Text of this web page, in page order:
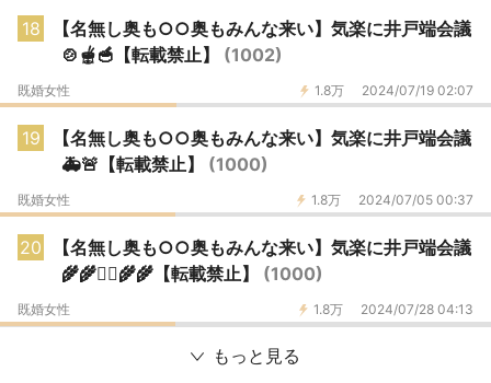
18
【名無し奥も○○奥もみんな来い】気楽に井戸端会議
🍲🫕🥣【転載禁止】 (1002)
1.8万 2024/07/19 02:07
既婚女性
19
【名無し奥も○○奥もみんな来い】気楽に井戸端会議
🚑🚨【転載禁止】 (1000)
1.8万 2024/07/05 00:37
既婚女性
20
【名無し奥も○○奥もみんな来い】気楽に井戸端会議
🌾🌾🧞‍♂️🌾🌾【転載禁止】 (1000)
1.8万 2024/07/28 04:13
既婚女性
もっと見る